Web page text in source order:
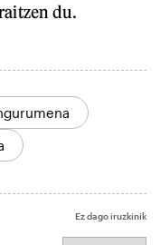
du.
Ez dago iruzkinik